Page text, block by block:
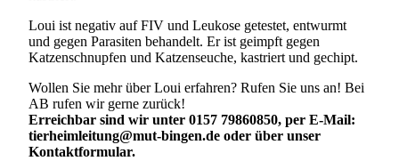
Loui ist negativ auf FIV und Leukose getestet, entwurmt
und gegen Parasiten behandelt. Er ist geimpft gegen
Katzenschnupfen und Katzenseuche, kastriert und gechipt.
Wollen Sie mehr über Loui erfahren? Rufen Sie uns an! Bei
AB rufen wir gerne zurück!
Erreichbar sind wir unter 0157 79860850, per E-Mail:
tierheimleitung@mut-bingen.de oder über unser
Kontaktformular.